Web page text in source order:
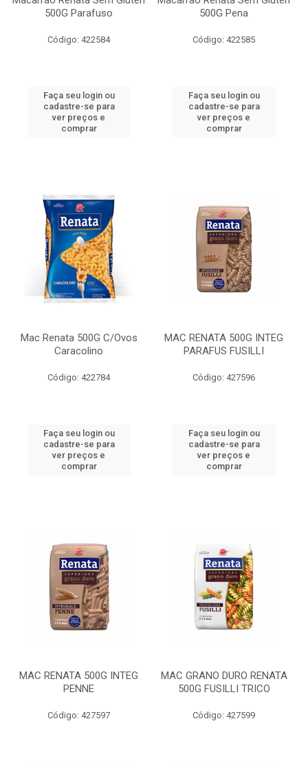
500G Parafuso
Código: 422584
Faça seu login ou
cadastre-se para
ver preços e
comprar
500G Pena
Código: 422585
Faça seu login ou
cadastre-se para
ver preços e
comprar
Mac Renata 500G C/Ovos
Caracolino
Código: 422784
Faça seu login ou
cadastre-se para
ver preços e
comprar
MAC RENATA 500G INTEG
PARAFUS FUSILLI
Código: 427596
Faça seu login ou
cadastre-se para
ver preços e
comprar
MAC RENATA 500G INTEG
PENNE
Código: 427597
MAC GRANO DURO RENATA
500G FUSILLI TRICO
Código: 427599